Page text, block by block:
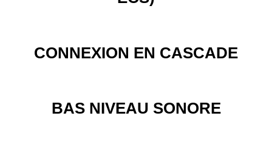
CONNEXION EN CASCADE
BAS NIVEAU SONORE